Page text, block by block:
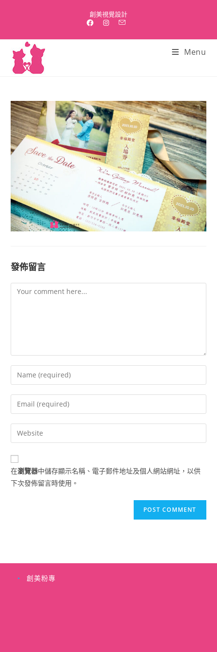
創美視覺設計
Menu
發佈留言
Comment
Enter
your
name
comment
Enter
your
email
address
comment
Enter
your
website
URL
(optional)
在瀏覽器中儲存顯示名稱、電子郵件地址及個人網站網址，以供
下次發佈留言時使用。
創美粉專